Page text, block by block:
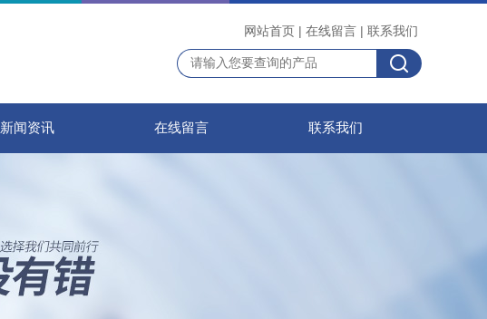
网站首页 | 在线留言 | 联系我们
新闻资讯 在线留言 联系我们